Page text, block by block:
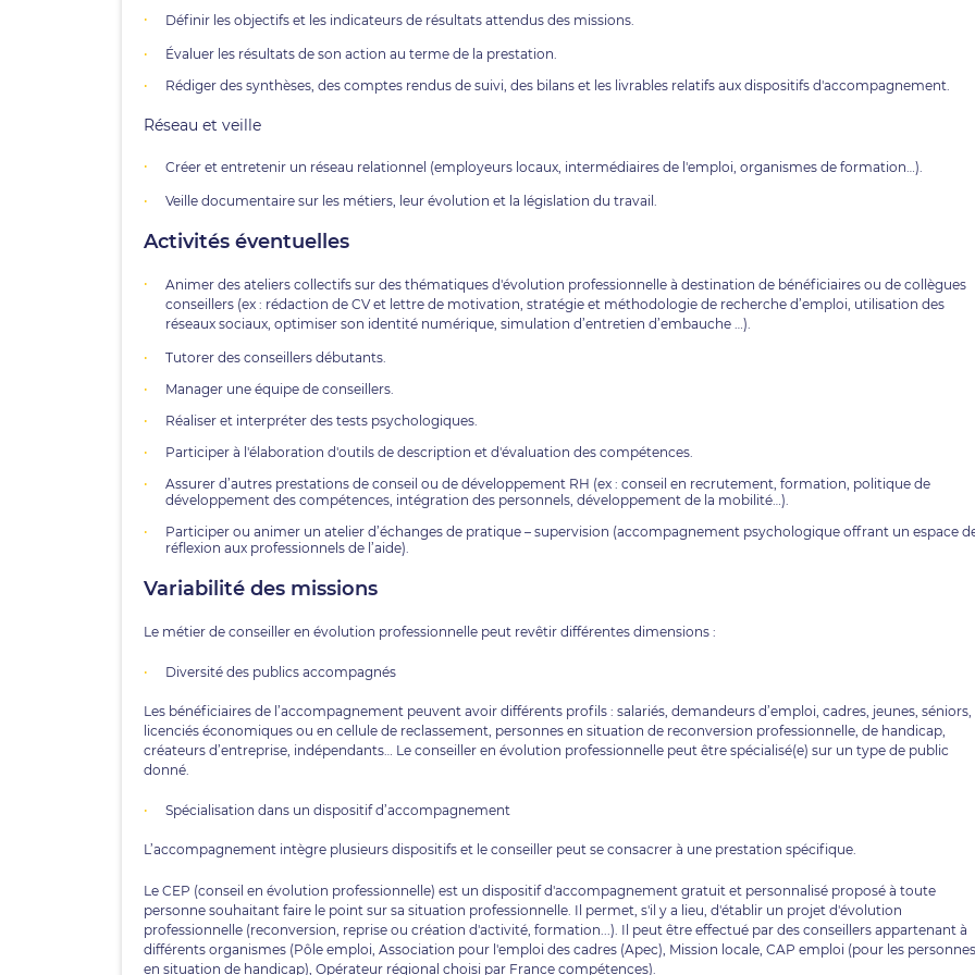
Définir les objectifs et les indicateurs de résultats attendus des missions.
Évaluer les résultats de son action au terme de la prestation.
Rédiger des synthèses, des comptes rendus de suivi, des bilans et les livrables relatifs aux dispositifs d'accompagnement.
Réseau et veille
Créer et entretenir un réseau relationnel (employeurs locaux, intermédiaires de l'emploi, organismes de formation…).
Veille documentaire sur les métiers, leur évolution et la législation du travail.
Activités éventuelles
Animer des ateliers collectifs sur des thématiques d'évolution professionnelle à destination de bénéficiaires ou de collègues
conseillers (ex : rédaction de CV et lettre de motivation, stratégie et méthodologie de recherche d’emploi, utilisation des
réseaux sociaux, optimiser son identité numérique, simulation d’entretien d’embauche …).
Tutorer des conseillers débutants.
Manager une équipe de conseillers.
Réaliser et interpréter des tests psychologiques.
Participer à l'élaboration d'outils de description et d'évaluation des compétences.
Assurer d’autres prestations de conseil ou de développement RH (ex : conseil en recrutement, formation, politique de
développement des compétences, intégration des personnels, développement de la mobilité…).
Participer ou animer un atelier d’échanges de pratique – supervision (accompagnement psychologique offrant un espace
réflexion aux professionnels de l’aide).
Variabilité des missions
Le métier de conseiller en évolution professionnelle peut revêtir différentes dimensions :
Diversité des publics accompagnés
Les bénéficiaires de l’accompagnement peuvent avoir différents profils : salariés, demandeurs d’emploi, cadres, jeunes, séniors,
licenciés économiques ou en cellule de reclassement, personnes en situation de reconversion professionnelle, de handicap,
créateurs d’entreprise, indépendants… Le conseiller en évolution professionnelle peut être spécialisé(e) sur un type de public
donné.
Spécialisation dans un dispositif d’accompagnement
L’accompagnement intègre plusieurs dispositifs et le conseiller peut se consacrer à une prestation spécifique.
Le CEP (conseil en évolution professionnelle) est un dispositif d'accompagnement gratuit et personnalisé proposé à toute
personne souhaitant faire le point sur sa situation professionnelle. Il permet, s'il y a lieu, d'établir un projet d'évolution
professionnelle (reconversion, reprise ou création d'activité, formation...). Il peut être effectué par des conseillers appartenant à
différents organismes (Pôle emploi, Association pour l'emploi des cadres (Apec), Mission locale, CAP emploi (pour les personnes
en situation de handicap), Opérateur régional choisi par France compétences).